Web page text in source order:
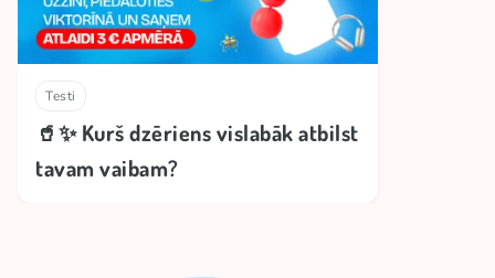
Testi
🥤✨ Kurš dzēriens vislabāk atbilst
tavam vaibam?